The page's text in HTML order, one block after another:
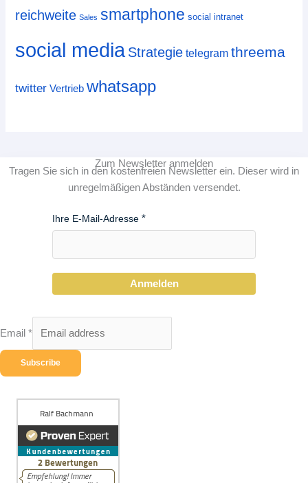
reichweite Sales smartphone social intranet
social media Strategie telegram threema
twitter Vertrieb whatsapp
Zum Newsletter anmelden
Tragen Sie sich in den kostenfreien Newsletter ein. Dieser wird in
unregelmäßigen Abständen versendet.
Ihre E-Mail-Adresse
Anmelden
Email *
Subscribe